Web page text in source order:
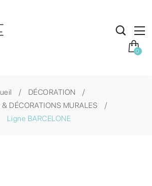
0
DÉCORATION
& DÉCORATIONS MURALES
Ligne BARCELONE